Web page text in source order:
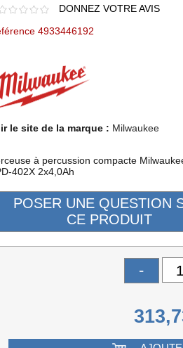
DONNEZ VOTRE AVIS
4933446192
le site de la marque : Milwaukee
à percussion compacte
402X 2x4,0Ah
-